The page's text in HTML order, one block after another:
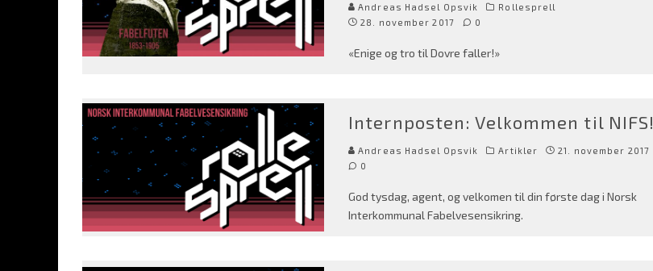
Andreas Hadsel Opsvik
Rollesprell
28. november 2017
0
«Enige og tro til Dovre faller!»
Internposten: Velkommen til NIFS!
Andreas Hadsel Opsvik Artikler
21. november 2017
0
God tysdag, agent, og velkomen til din første dag i Norsk
Interkommunal Fabelvesensikring.